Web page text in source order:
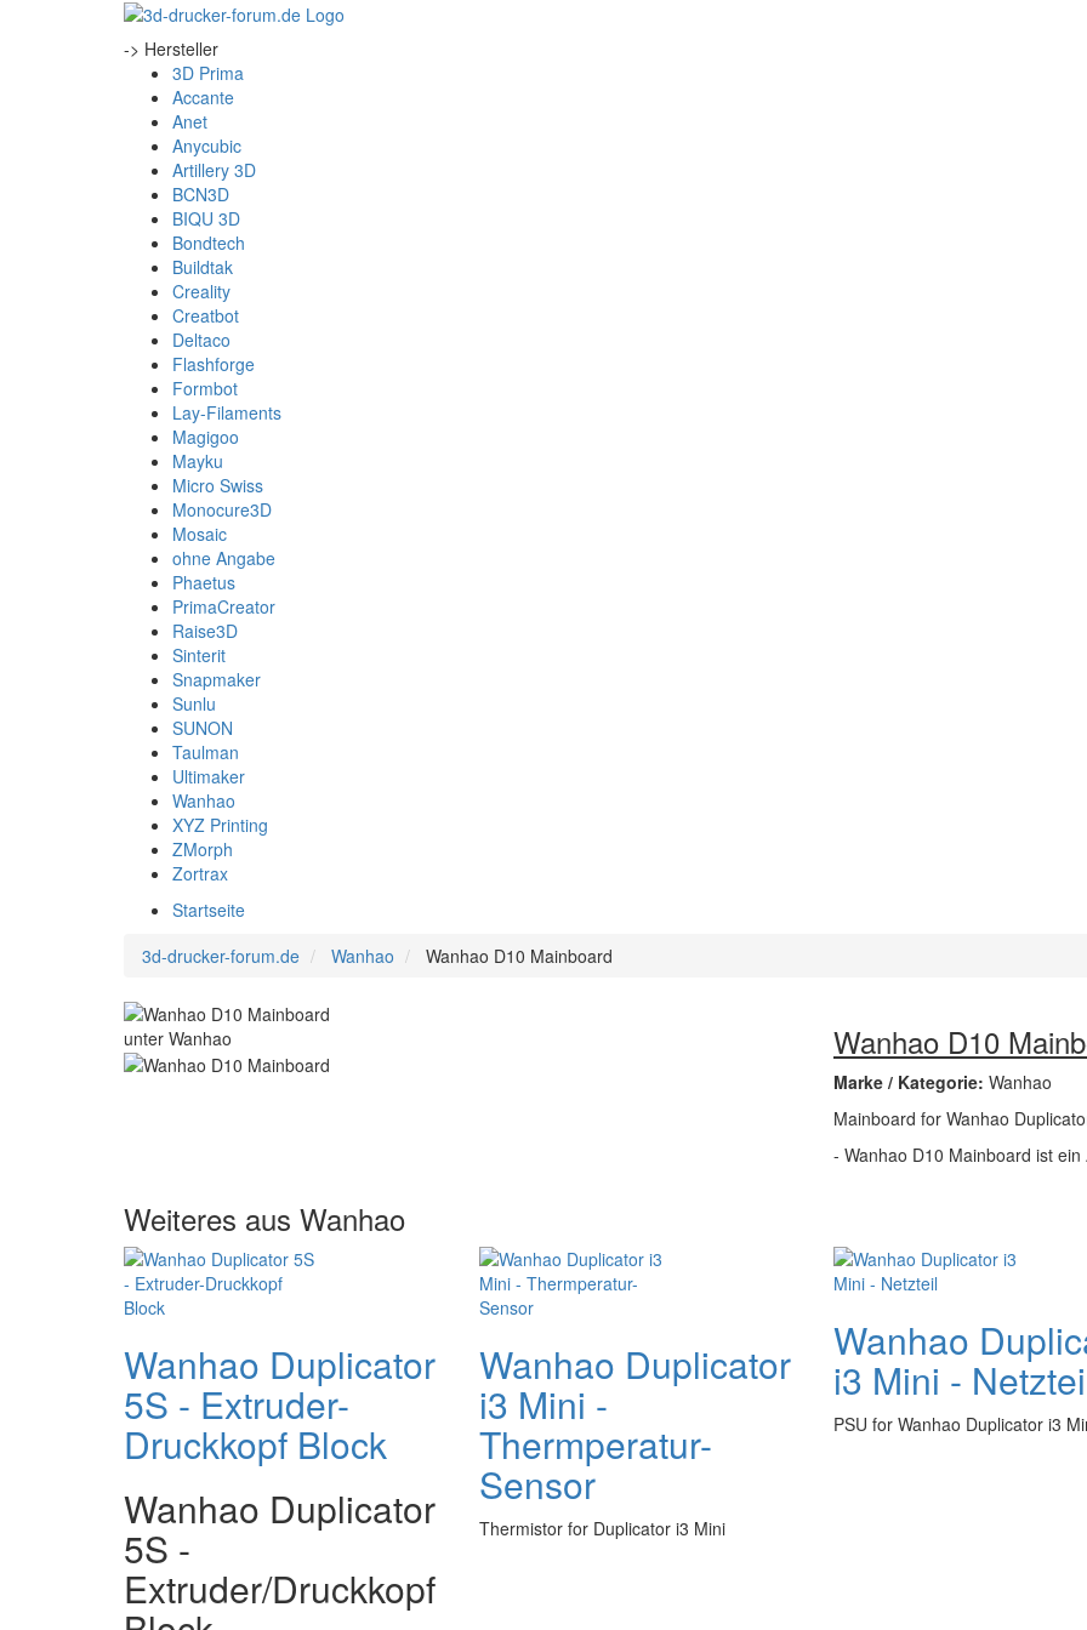
-> Hersteller
3D Prima
Accante
Anet
Anycubic
Artillery 3D
BCN3D
BIQU 3D
Bondtech
Buildtak
Creality
Creatbot
Deltaco
Flashforge
Formbot
Lay-Filaments
Magigoo
Mayku
Micro Swiss
Monocure3D
Mosaic
ohne Angabe
Phaetus
PrimaCreator
Raise3D
Sinterit
Snapmaker
Sunlu
SUNON
Taulman
Ultimaker
Wanhao
XYZ Printing
ZMorph
Zortrax
Startseite
3d-drucker-forum.de
Wanhao Wanhao D10 Mainboard
Wanhao D10
Marke / Kategorie: Wanhao
Mainboard for Wanhao
- Wanhao D10 Mainboard ist
Weiteres aus Wanhao
Wanhao Duplicator
5S - Extruder-
Druckkopf Block
Wanhao Duplicator
5S -
Extruder/Druckkopf
Wanhao Duplicator
i3 Mini -
Thermperatur-
Sensor
Thermistor for Duplicator i3 Mini
Wanhao
i3 Mini -
PSU for Wanhao Duplicator i3